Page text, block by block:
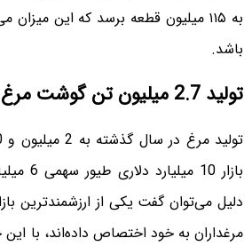
به ۱۱۵ میلیون قطعه برسد که این میزان
باشد.
تولید 2.7 میلیون تن گوشت مرغ در کشور
بازار
دلیل می‌توان گفت یکی از ارزشمندترین
مرغداران به خود اختصاص داده‌اند، با